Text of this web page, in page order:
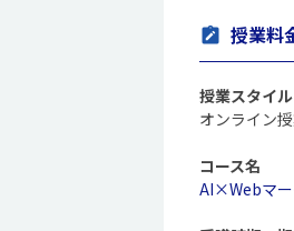
授業料
授業スタイル
オンライン
コース名
AI×Webマー